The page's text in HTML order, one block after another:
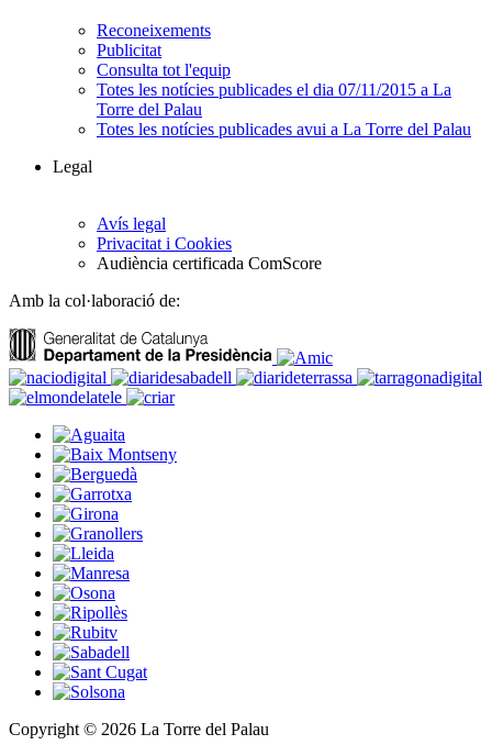
Reconeixements
Publicitat
Consulta tot l'equip
Totes les notícies publicades el dia 07/11/2015 a La
Torre del Palau
Totes les notícies publicades avui a La Torre del Palau
Legal
Avís legal
Privacitat i Cookies
Audiència certificada ComScore
Amb la col·laboració de:
Copyright © 2026 La Torre del Palau